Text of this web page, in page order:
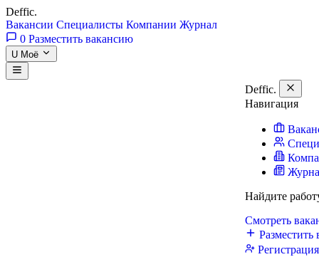
Deffic.
Вакансии Специалисты Компании Журнал
0 Разместить вакансию
U Моё
Deffic.
Навигация
Найдите
Смотреть
Разместить